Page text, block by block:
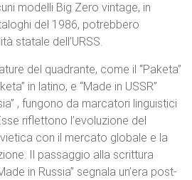
modelli Big Zero vintage, in
del 1986, potrebbero
statale dell’URSS.
del quadrante, come il “Paketa”
in latino, e “Made in USSR”
, fungono da marcatori linguistici
riflettono l’evoluzione del
con il mercato globale e la
Il passaggio alla scrittura
in Russia” segnala un’era post-